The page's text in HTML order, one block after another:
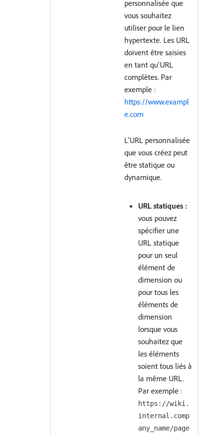
personnalisée que
vous souhaitez
utiliser pour le lien
hypertexte. Les URL
doivent être saisies
en tant qu’URL
complètes. Par
exemple :
https://www.exampl
e.com
L’URL personnalisée
que vous créez peut
être statique ou
dynamique.
URL statiques :
vous pouvez
spécifier une
URL statique
pour un seul
élément de
dimension ou
pour tous les
éléments de
dimension
lorsque vous
souhaitez que
les éléments
soient tous liés à
la même URL.
Par exemple :
https://wiki.
internal.comp
any_name/page